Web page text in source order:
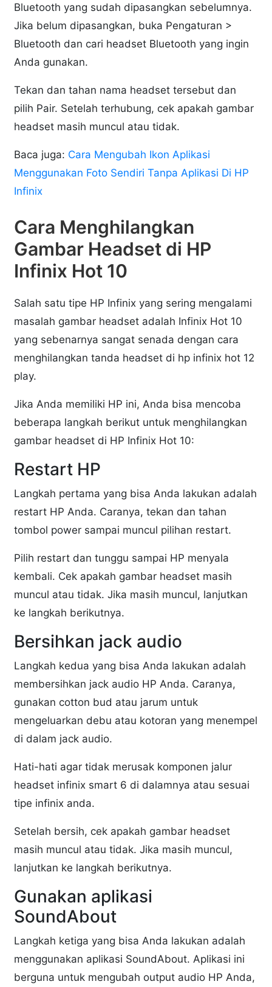
Bluetooth yang sudah dipasangkan sebelumnya.
Jika belum dipasangkan, buka Pengaturan >
Bluetooth dan cari headset Bluetooth yang ingin
Anda gunakan.
Tekan dan tahan nama headset tersebut dan
pilih Pair. Setelah terhubung, cek apakah gambar
headset masih muncul atau tidak.
Baca juga: Cara Mengubah Ikon Aplikasi
Menggunakan Foto Sendiri Tanpa Aplikasi Di HP
Infinix
Cara Menghilangkan
Gambar Headset di HP
Infinix Hot 10
Salah satu tipe HP Infinix yang sering mengalami
masalah gambar headset adalah Infinix Hot 10
yang sebenarnya sangat senada dengan cara
menghilangkan tanda headset di hp infinix hot 12
play.
Jika Anda memiliki HP ini, Anda bisa mencoba
beberapa langkah berikut untuk menghilangkan
gambar headset di HP Infinix Hot 10:
Restart HP
Langkah pertama yang bisa Anda lakukan adalah
restart HP Anda. Caranya, tekan dan tahan
tombol power sampai muncul pilihan restart.
Pilih restart dan tunggu sampai HP menyala
kembali. Cek apakah gambar headset masih
muncul atau tidak. Jika masih muncul, lanjutkan
ke langkah berikutnya.
Bersihkan jack audio
Langkah kedua yang bisa Anda lakukan adalah
membersihkan jack audio HP Anda. Caranya,
gunakan cotton bud atau jarum untuk
mengeluarkan debu atau kotoran yang menempel
di dalam jack audio.
Hati-hati agar tidak merusak komponen jalur
headset infinix smart 6 di dalamnya atau sesuai
tipe infinix anda.
Setelah bersih, cek apakah gambar headset
masih muncul atau tidak. Jika masih muncul,
lanjutkan ke langkah berikutnya.
Gunakan aplikasi
SoundAbout
Langkah ketiga yang bisa Anda lakukan adalah
menggunakan aplikasi SoundAbout. Aplikasi ini
berguna untuk mengubah output audio HP Anda,